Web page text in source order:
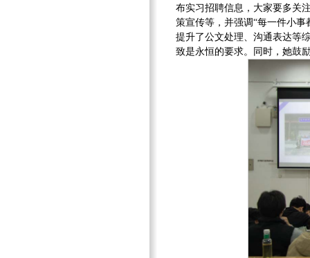
布实习招聘信息，大家要多关
策宣传等，并强调“每一件小
提升了公文处理、沟通表达等
致是永恒的要求。同时，她鼓